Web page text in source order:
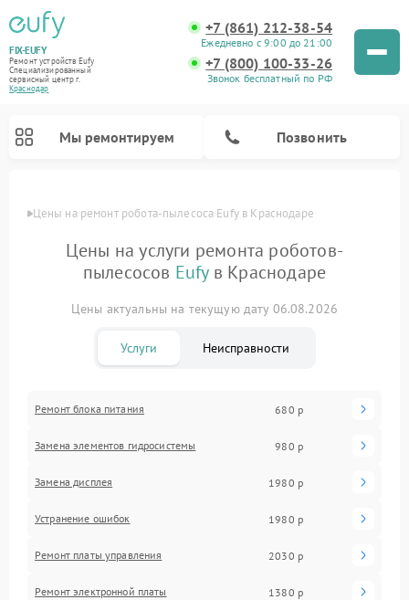
FIX-EUFY
Ремонт устройств Eufy
Специализированный
cервисный центр г.
Краснодар
+7 (861) 212-38-54
Ежедневно с 9:00 до 21:00
+7 (800) 100-33-26
Звонок бесплатный по РФ
Мы ремонтируем Позвонить
Цены на ремонт робота-пылесоса Eufy в Краснодаре
Цены на услуги ремонта роботов-
пылесосов Eufyв Краснодаре
Цены актуальны на текущую дату 06.08.2026
Услуги Неисправности
Ремонт блока питания 680 р
Замена элементов гидросистемы 980 р
Замена дисплея 1980 р
Устранение ошибок 1980 р
Ремонт платы управления 2030 р
Ремонт электронной платы 1380 р